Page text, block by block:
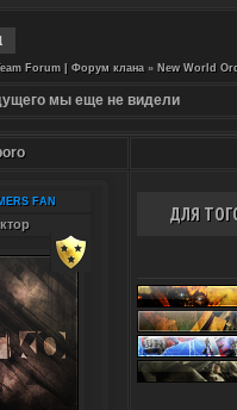
Forum | Форум клана » New World
мы еще не видели
FAN
ДЛЯ